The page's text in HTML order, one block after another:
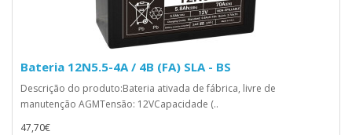
Bateria 12N5.5-4A / 4B (FA) SLA - BS
Descrição do produto:Bateria ativada de fábrica, livre de
manutenção AGMTensão: 12VCapacidade (..
47,70€